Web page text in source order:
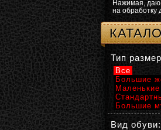
Нажимая, даю
на обработку
Тип
Все
Большие
Большие
Вид обуви: